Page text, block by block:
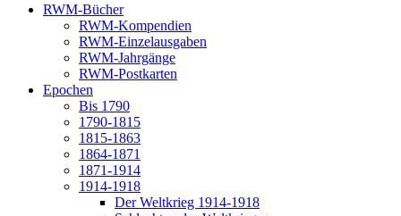
RWM-Bücher
RWM-Kompendien
RWM-Einzelausgaben
RWM-Jahrgänge
RWM-Postkarten
Epochen
Bis 1790
1790-1815
1815-1863
1864-1871
1871-1914
1914-1918
Der Weltkrieg 1914-1918